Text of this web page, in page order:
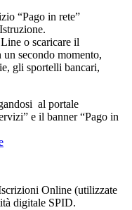
“Pago in rete”
o scaricare il
secondo momento,
gli sportelli bancari,
al portale
e il banner “Pago in
Online (utilizzate
digitale SPID.